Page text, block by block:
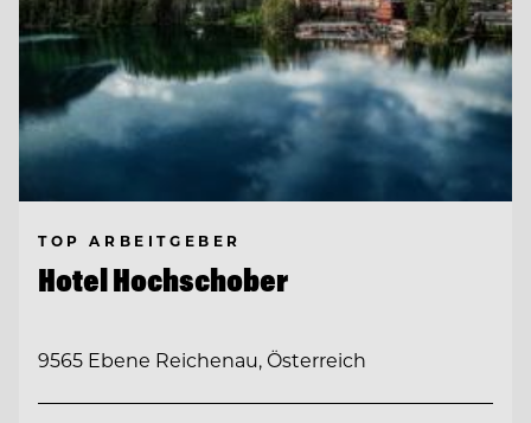
TOP ARBEITGEBER
Hotel Hochschober
9565 Ebene Reichenau, Österreich